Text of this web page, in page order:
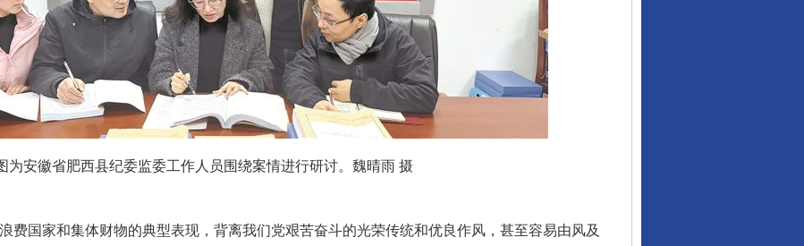
为安徽省肥西县纪委监委工作人员围绕案情进行研讨。魏晴雨 摄
国家和集体财物的典型表现，背离我们党艰苦奋斗的光荣传统和优良作风，甚至容易由风及